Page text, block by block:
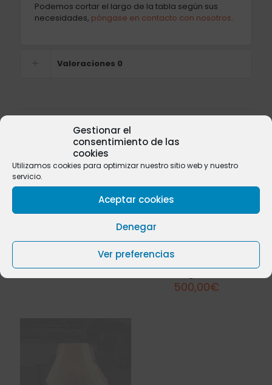
Gestionar el
consentimiento de las
cookies
Utilizamos cookies para optimizar nuestro sitio web y nuestro
servicio.
Aceptar cookies
Denegar
Ver preferencias
Podemos cortar el largo de la tabla según sus
necesidades, póngase en contacto con nosotros.
Valoraciones 0
Productos relacionados
out
Iroko nº 22
Bilinga nº 01
500,00€